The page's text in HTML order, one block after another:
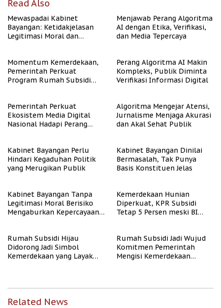
Read Also
Mewaspadai Kabinet
Bayangan: Ketidakjelasan
Legitimasi Moral dan
Menjawab Perang Algoritma
AI dengan Etika, Verifikasi,
dan Media Tepercaya
Momentum Kemerdekaan,
Pemerintah Perkuat
Program Rumah Subsidi
Perang Algoritma AI Makin
Kompleks, Publik Diminta
Verifikasi Informasi Digital
Pemerintah Perkuat
Ekosistem Media Digital
Nasional Hadapi Perang
Algoritma Mengejar Atensi,
Jurnalisme Menjaga Akurasi
dan Akal Sehat Publik
Kabinet Bayangan Perlu
Hindari Kegaduhan Politik
yang Merugikan Publik
Kabinet Bayangan Dinilai
Bermasalah, Tak Punya
Basis Konstituen Jelas
Kabinet Bayangan Tanpa
Legitimasi Moral Berisiko
Mengaburkan Kepercayaan
Kemerdekaan Hunian
Diperkuat, KPR Subsidi
Tetap 5 Persen meski BI
Rumah Subsidi Hijau
Didorong Jadi Simbol
Kemerdekaan yang Layak
Rumah Subsidi Jadi Wujud
Komitmen Pemerintah
Mengisi Kemerdekaan
Related News